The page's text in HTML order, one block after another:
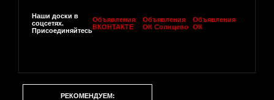
Наши доски в
соцсетях.
Присоединяйтесь
Объявления
ВКОНТАКТЕ
Объявления
ОК Солнцево
Объявления
ОК
РЕКОМЕНДУЕМ: